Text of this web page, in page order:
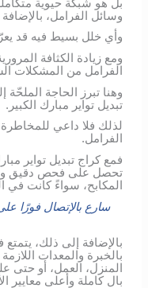
بل هو شبكة حيوية
وسائل الفرامل،
وأي خلل بسيط فيه قد
ومع زيادة الكثافة
الفرامل من المشكلات
وهنا تبرز الحاجة
تبديل تواير مبارك الكبير.
لذلك فلا داعي
الفرامل.
فمع كراج تبديل تواير
تحصل على فحص دقيق
المكابح، سواءً كانت في
سارع بالإتصال فورًا
بالإضافة إلى ذلك، يتمتع
بالخبرة والمعدات
المنزل، العمل، أو
بال كاملة وأعلى معايير